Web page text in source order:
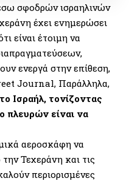
σφοδρών ισραηλινών
έχει ενημερώσει
είναι έτοιμη να
ενεργά στην επίθεση,
Journal, Παράλληλα,
Ισραήλ, τονίζοντας
πλευρών είναι να
αεροσκάφη να
Τεχεράνη και τις
περιορισμένες